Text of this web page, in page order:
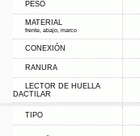
PESO
MATERIAL
frente, abajo, marco
CONEXIÓN
RANURA
LECTOR DE HUELLA
DACTILAR
TIPO